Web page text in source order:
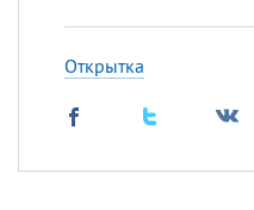
Открытка